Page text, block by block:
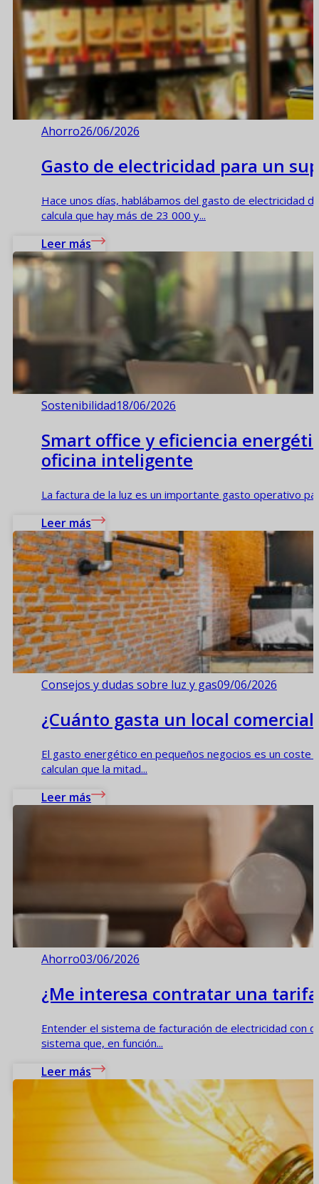
Ahorro26/06/2026
Gasto de electricidad para un
Hace unos días, hablábamos del gasto de electricidad
calcula que hay más de 23 000 y...
Leer más
Sostenibilidad18/06/2026
Smart office y eficiencia
oficina inteligente
La factura de la luz es un importante gasto operativo
Leer más
Consejos y dudas sobre luz y gas09/06/2026
¿Cuánto gasta un local comercial
El gasto energético en pequeños negocios es un
calculan que la mitad...
Leer más
Ahorro03/06/2026
¿Me interesa contratar una
Entender el sistema de facturación de electricidad con
sistema que, en función...
Leer más